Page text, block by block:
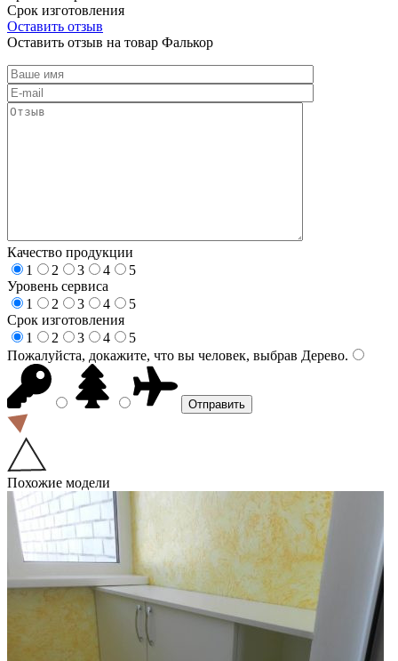
Срок изготовления
Оставить отзыв
Оставить отзыв на товар Фалькор
Качество продукции
1
2 3 4
5
Уровень сервиса
1
2 3 4
5
Срок изготовления
1
2 3 4
5
Пожалуйста, докажите, что вы человек, выбрав Дерево.
Похожие модели